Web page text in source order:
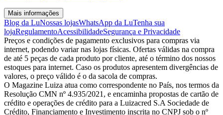
Mais informações
Blog da LuNossas lojasWhatsApp da LuTenha sua
lojaRegulamentoAcessibilidadeSegurança e Privacidade
Preços e condições de pagamento exclusivos para compras via
internet, podendo variar nas lojas físicas. Ofertas válidas na compra
de até 5 peças de cada produto por cliente, até o término dos nossos
estoques para internet. Caso os produtos apresentem divergências de
valores, o preço válido é o da sacola de compras.
O Magazine Luiza atua como correspondente no País, nos termos da
Resolução CMN nº 4.935/2021, e encaminha propostas de cartão de
crédito e operações de crédito para a Luizacred S.A Sociedade de
Crédito, Financiamento e Investimento inscrita no CNPJ sob o nº